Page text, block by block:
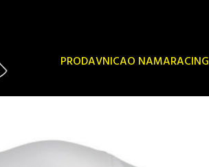
PRODAVNICAO NAMARACING